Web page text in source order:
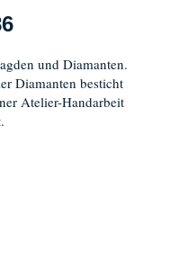
und Diamanten.
Diamanten besticht
Atelier-Handarbeit